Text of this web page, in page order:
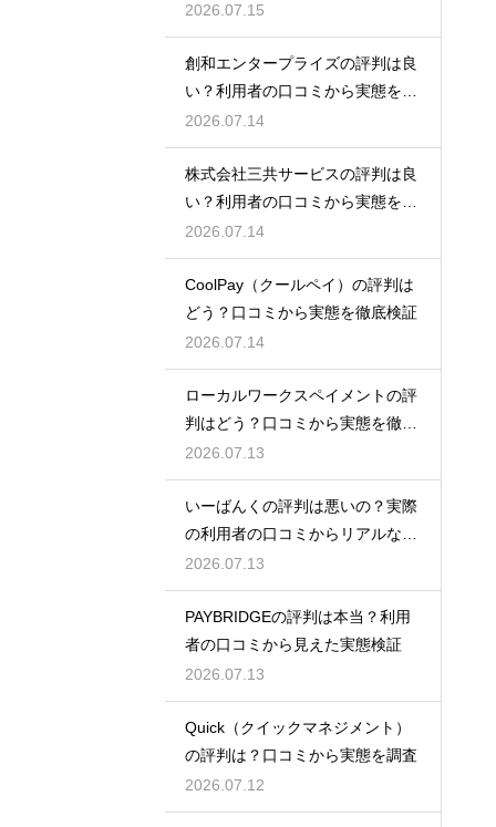
2026.07.15
創和エンタープライズの評判は良
い？利用者の口コミから実態を徹
底解説
2026.07.14
株式会社三共サービスの評判は良
い？利用者の口コミから実態を徹
底解説
2026.07.14
CoolPay（クールペイ）の評判は
どう？口コミから実態を徹底検証
2026.07.14
ローカルワークスペイメントの評
判はどう？口コミから実態を徹底
検証！
2026.07.13
いーばんくの評判は悪いの？実際
の利用者の口コミからリアルな実
態検証
2026.07.13
PAYBRIDGEの評判は本当？利用
者の口コミから見えた実態検証
2026.07.13
Quick（クイックマネジメント）
の評判は？口コミから実態を調査
2026.07.12